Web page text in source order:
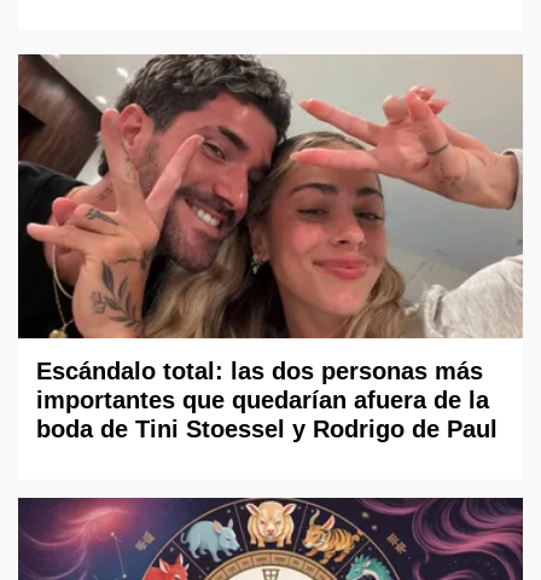
Escándalo total: las dos personas más
importantes que quedarían afuera de la
boda de Tini Stoessel y Rodrigo de Paul